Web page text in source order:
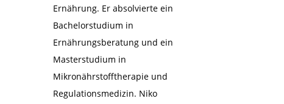
Ernährung. Er absolvierte ein
Bachelorstudium in
Ernährungsberatung und ein
Masterstudium in
Mikronährstofftherapie und
Regulationsmedizin. Niko